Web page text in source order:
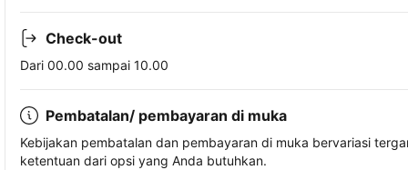
Check-out
Dari 00.00 sampai 10.00
Pembatalan/ pembayaran di muka
Kebijakan pembatalan dan pembayaran di muka bervariasi
ketentuan dari opsi yang Anda butuhkan.